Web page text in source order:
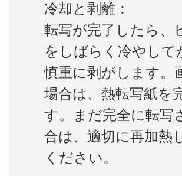
冷却と剥離：
転写が完了したら、
をしばらく冷やして
慎重に剥がします。
場合は、熱転写紙を
す。まだ完全に転写
合は、適切に再加熱
ください。